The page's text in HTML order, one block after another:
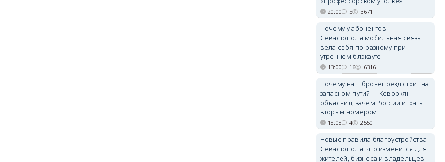
20:00 5 3671
Почему у абонентов
Севастополя мобильная связь
вела себя по-разному при
утреннем блэкауте
13:00 16 6316
Почему наш бронепоезд стоит на
запасном пути? — Кеворкян
объяснил, зачем России играть
вторым номером
18:08 4 2550
Новые правила благоустройства
Севастополя: что изменится для
жителей, бизнеса и владельцев